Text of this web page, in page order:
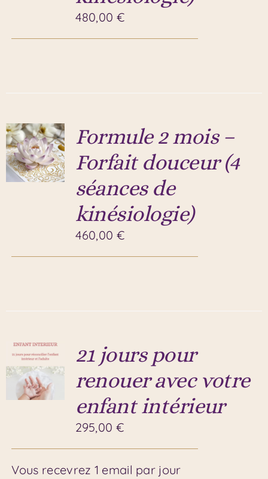
480,00 €
Formule 2 mois –
Forfait douceur (4
séances de
kinésiologie)
460,00 €
21 jours pour
renouer avec votre
enfant intérieur
295,00 €
Vous recevrez 1 email par jour